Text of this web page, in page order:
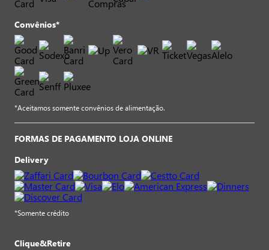
Convênios*
*Aceitamos somente convênios de alimentação.
FORMAS DE PAGAMENTO LOJA ONLINE
Delivery
*Somente crédito
Clique&Retire